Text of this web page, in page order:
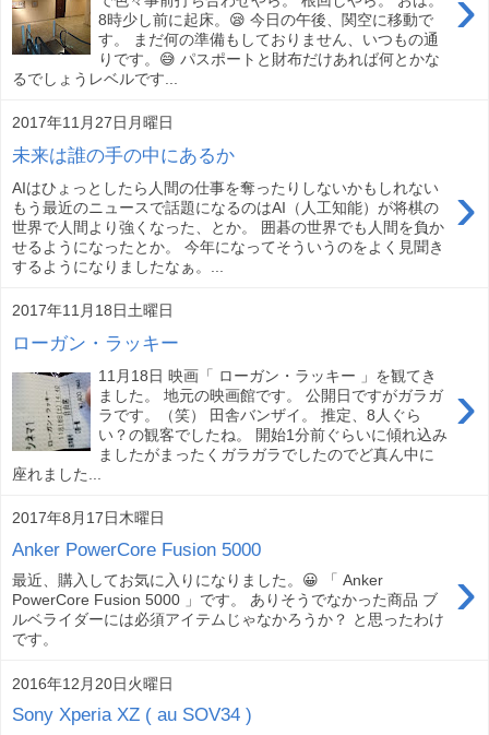
8時少し前に起床。😪 今日の午後、関空に移動で
す。 まだ何の準備もしておりません、いつもの通
りです。😅 パスポートと財布だけあれば何とかな
るでしょうレベルです...
2017年11月27日月曜日
未来は誰の手の中にあるか
›
AIはひょっとしたら人間の仕事を奪ったりしないかもしれない
もう最近のニュースで話題になるのはAI（人工知能）が将棋の
世界で人間より強くなった、とか。 囲碁の世界でも人間を負か
せるようになったとか。 今年になってそういうのをよく見聞き
するようになりましたなぁ。...
2017年11月18日土曜日
ローガン・ラッキー
›
11月18日 映画「 ローガン・ラッキー 」を観てき
ました。 地元の映画館です。 公開日ですがガラガ
ラです。（笑） 田舎バンザイ。 推定、8人ぐら
い？の観客でしたね。 開始1分前ぐらいに傾れ込み
ましたがまったくガラガラでしたのでど真ん中に
座れました...
2017年8月17日木曜日
Anker PowerCore Fusion 5000
›
最近、購入してお気に入りになりました。😀 「 Anker
PowerCore Fusion 5000 」です。 ありそうでなかった商品 ブ
ルベライダーには必須アイテムじゃなかろうか？ と思ったわけ
です。
2016年12月20日火曜日
Sony Xperia XZ ( au SOV34 )